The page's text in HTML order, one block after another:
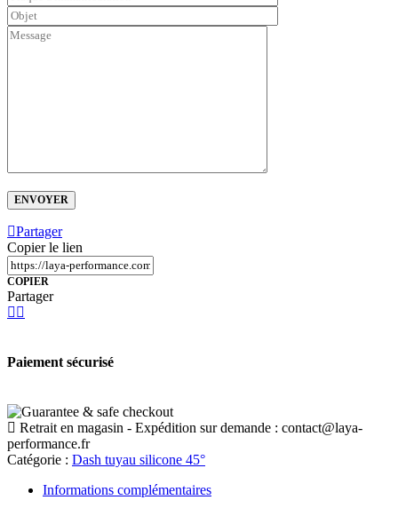
Partager
Copier le lien
COPIER
Partager
Paiement sécurisé
Retrait en magasin - Expédition sur demande : contact@laya-
performance.fr
Catégorie : Dash tuyau silicone 45°
Informations complémentaires